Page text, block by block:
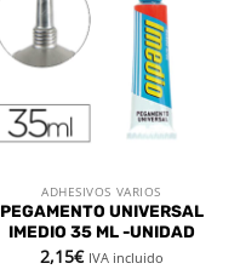
lista de
deseos
ADHESIVOS VARIOS
PEGAMENTO UNIVERSAL
IMEDIO 35 ML -UNIDAD
2,15€ IVA incluido